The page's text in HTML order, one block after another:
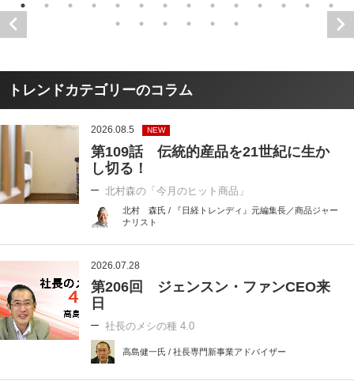
トレンドカテゴリーのコラム
2026.08.5 NEW
第109話 伝統的産品を21世紀に生か
し切る！
北村森の「今月のヒット商品」
北村 森氏 / 『日経トレンディ』元編集長／商品ジャー
ナリスト
2026.07.28
第206回 ジェンスン・ファンCEO来
日
社長のメシの種 4.0
高島健一氏 / 社長専門新事業アドバイザー